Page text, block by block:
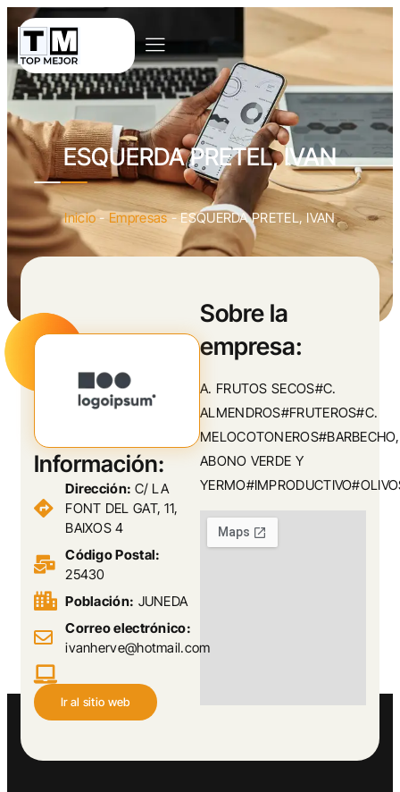
ESQUERDA PRETEL, IVAN
Inicio -Empresas-ESQUERDA PRETEL, IVAN
Sobre la
empresa:
A. FRUTOS SECOS#C.
ALMENDROS#FRUTEROS#C.
MELOCOTONEROS#BARBECHO,
ABONO VERDE Y
Información:
Dirección: C/ LA
FONT DEL GAT, 11,
BAIXOS 4
Código Postal:
25430
Población: JUNEDA
Correo electrónico:
ivanherve@hotmail.com
Ir al sitio web